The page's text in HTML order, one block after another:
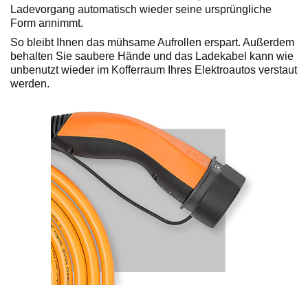
Ladevorgang automatisch ​wieder seine ursprüngliche
Form annimmt.
So bleibt Ihnen das mühsame Aufrollen erspart. Außerdem
behalten Sie saubere Hände und das Ladekabel kann wie
unbenutzt wieder im Kofferraum Ihres Elektroautos verstaut
werden.